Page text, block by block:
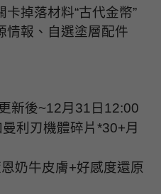
卡掉落材料“古代金幣”
情報、自選塗層配件
新後~12月 31 日 12:00
利刃機體碎片*30+月
奶牛皮膚+好感度還原